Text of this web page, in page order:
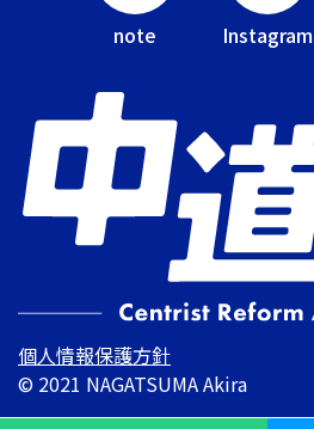
note Instagram
個人情報保護方針
© 2021 NAGATSUMA Akira